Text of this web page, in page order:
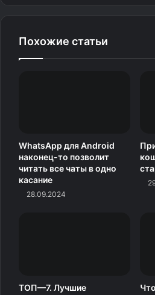
Изображение: Bleeping Computer
Похожие статьи
WhatsApp для Android
наконец-то позволит
читать все чаты в одно
касание
28.09.2024
ТОП—7. Лучшие